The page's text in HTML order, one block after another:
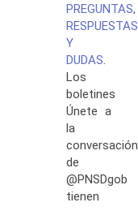
PREGUNTAS,
RESPUESTAS
Y
DUDAS.
Los
boletines
Únete a
la
conversación
de
@PNSDgob
tienen